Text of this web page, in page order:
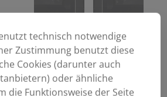
technisch notwendige
Zustimmung benutzt diese
Cookies (darunter auch
oder ähnliche
die Funktionsweise der Seite